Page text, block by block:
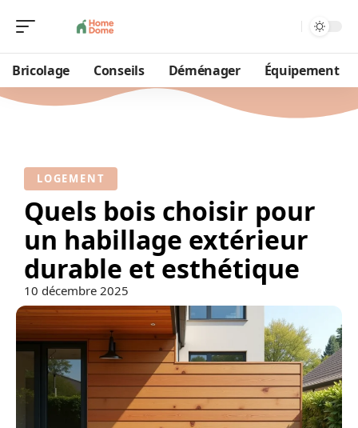
Bricolage Conseils Déménager Équipement
LOGEMENT
Quels bois choisir pour
un habillage extérieur
durable et esthétique
10 décembre 2025